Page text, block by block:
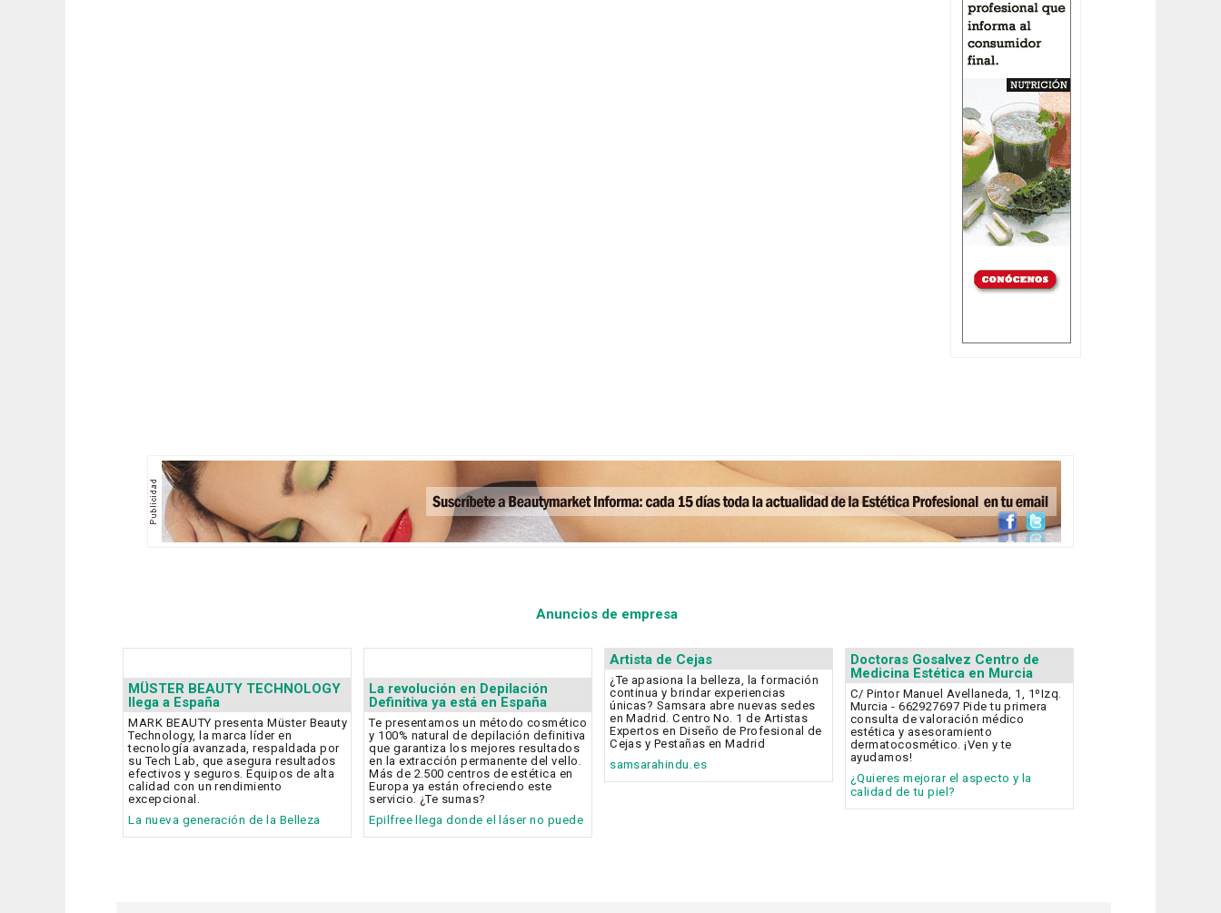
Anuncios de empresa
MÜSTER BEAUTY TECHNOLOGY
llega a España
MARK BEAUTY presenta Müster Beauty
Technology, la marca líder en
tecnología avanzada, respaldada por
su Tech Lab, que asegura resultados
efectivos y seguros. Equipos de alta
calidad con un rendimiento
excepcional.
La nueva generación de la Belleza
La revolución en Depilación
Definitiva ya está en España
Te presentamos un método cosmético
y 100% natural de depilación definitiva
que garantiza los mejores resultados
en la extracción permanente del vello.
Más de 2.500 centros de estética en
Europa ya están ofreciendo este
servicio. ¿Te sumas?
Epilfree llega donde el láser no puede
Artista de Cejas
¿Te apasiona la belleza, la formación
continua y brindar experiencias
únicas? Samsara abre nuevas sedes
en Madrid. Centro No. 1 de Artistas
Expertos en Diseño de Profesional de
Cejas y Pestañas en Madrid
samsarahindu.es
Doctoras Gosalvez Centro de
Medicina Estética en Murcia
C/ Pintor Manuel Avellaneda, 1, 1ºIzq.
Murcia - 662927697 Pide tu primera
consulta de valoración médico
estética y asesoramiento
dermatocosmético. ¡Ven y te
ayudamos!
¿Quieres mejorar el aspecto y la
calidad de tu piel?